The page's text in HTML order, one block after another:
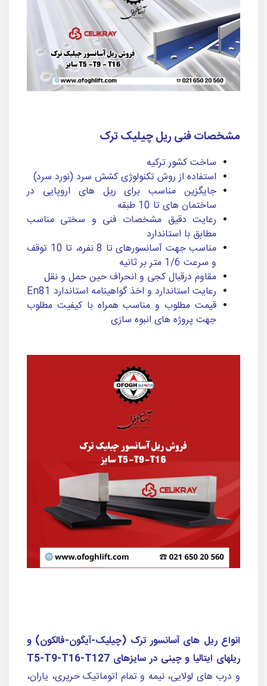
مشخصات فنی ریل چیلیک ترک
ساخت کشور ترکیه
استفاده از روش تکنولوژی کشش سرد (نورد سرد)
جایگزین مناسب برای ریل های اروپایی در
ساختمان های تا 10 طبقه
رعایت دقیق مشخصات فنی و سختی مناسب
مطابق با استاندارد
مناسب جهت آسانسورهای تا 8 نفره، تا 10 توقف
و سرعت 1/6 متر بر ثانیه
مقاوم درقبال کجی و انحراف حین حمل و نقل
رعایت استاندارد و اخذ گواهینامه استاندارد En81
قیمت مطلوب و مناسب همراه با کیفیت مطلوب
جهت پروژه های انبوه سازی
انواع ریل های آسانسور ترک (چیلیک-آیگون-فالکون) و
ریلهای ایتالیا و چینی در سایزهای T5-T9-T16-T127
و درب های لولایی، نیمه و تمام اتوماتیک حریری، یاران،